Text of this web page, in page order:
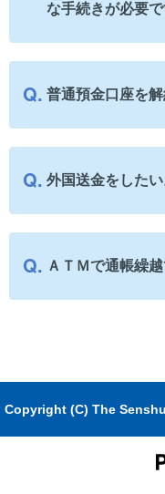
な手続きが必要で
普通預金口座を解
外国送金をしたい
ＡＴＭで通帳繰越
Copyright (C) The